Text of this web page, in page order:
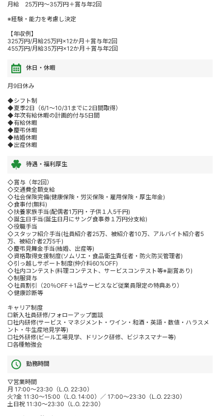
月給 25万円～35万円＋賞与年2回
※経験・能力を考慮し決定
【年収例】
325万円/月給25万円×12か月＋賞与年2回
455万円/月給35万円×12か月＋賞与年2回
休日・休暇
月9日休み
◆シフト制
◆夏季2日（6/1～10/31までに2日間取得）
◆年次有給休暇の計画的付与5日間
◆有給休暇
◆慶弔休暇
◆結婚休暇
◆出産休暇
待遇・福利厚生
◇賞与（年2回）
◇交通費全額支給
◇社会保険完備(健康保険・労災保険・雇用保険・厚生年金)
◇食事付(無料)
◇扶養家族手当(配偶者1万円・子供１人5千円)
◇誕生日手当(誕生日月にサング食事券１万円分支給)
◇役職手当
◇スタッフ紹介手当(社員紹介者25万、被紹介者10万、アルバイト紹介者5
万、被紹介者2万5千)
◇慶弔見舞金手当(結婚、出産等)
◇資格取得支援制度(ソムリエ・食品衛生責任者・防火防災管理者)
◇引っ越しサポート制度(仲介料60%OFF)
◇社内コンテスト(料理コンテスト、サービスコンテスト等※副賞あり)
◇制服貸与
◇社員割引（20％OFF＋1品サービスなど従業員限定の特典あり）
◇健康診断等
キャリア制度
□新入社員研修/フォローアップ面談
□社内研修(サービス・マネジメント・ワイン・和酒・英語・数値・ハラスメ
ント・牛生産地見学等)
□社外研修(ビール工場見学、ドリンク研修、ビジネスマナー等)
□各種勉強会
勤務時間
▽営業時間
月 17:00～23:30（L.O. 22:30）
火?金 11:30～15:00（L.O. 14:00）／ 17:00～23:30（L.O. 22:30）
土日祝 11:30～23:30（L.O. 22:30）